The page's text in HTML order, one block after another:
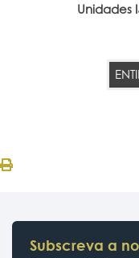
Unidades
Subscreva a